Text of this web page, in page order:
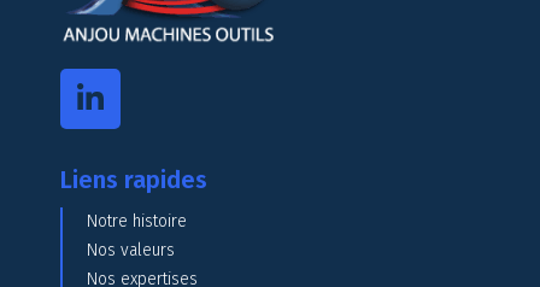
Liens rapides
Notre histoire
Nos valeurs
Nos expertises